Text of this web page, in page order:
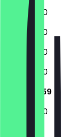
11:00 - 23:00
11:00 - 23:00
11:00 - 23:00
11:00 - 23:00
11:00 - 23:59
11:00 - 23:00